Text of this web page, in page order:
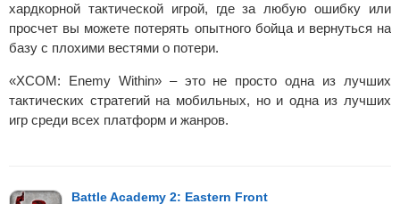
хардкорной тактической игрой, где за любую ошибку или
просчет вы можете потерять опытного бойца и вернуться на
базу с плохими вестями о потери.
«XCOM: Enemy Within» – это не просто одна из лучших
тактических стратегий на мобильных, но и одна из лучших
игр среди всех платформ и жанров.
Battle Academy 2: Eastern Front